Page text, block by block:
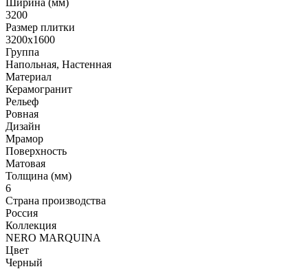
3200
Размер плитки
3200x1600
Группа
Напольная, Настенная
Материал
Керамогранит
Рельеф
Ровная
Дизайн
Мрамор
Поверхность
Матовая
Толщина (мм)
6
Страна производства
Россия
Коллекция
NERO MARQUINA
Цвет
Черный